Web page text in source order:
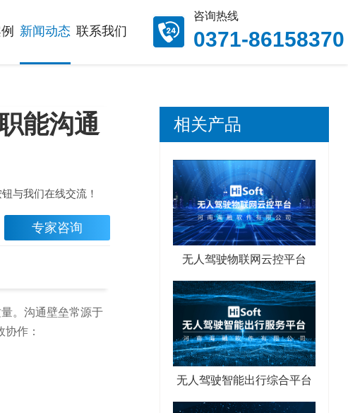
咨询热线
0371-86158370
新闻动态 联系我们
能沟通
与我们在线交流！
专家咨询
。沟通壁垒常源于
作：
相关产品
无人驾驶物联网云控平台
无人驾驶智能出行综合平台